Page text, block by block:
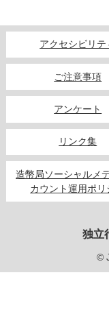
公式SNS
アクセシビリテ
ご注意事項
アンケート
リンク集
造幣局ソーシャルメ
カウント運用ポリ
独立
©